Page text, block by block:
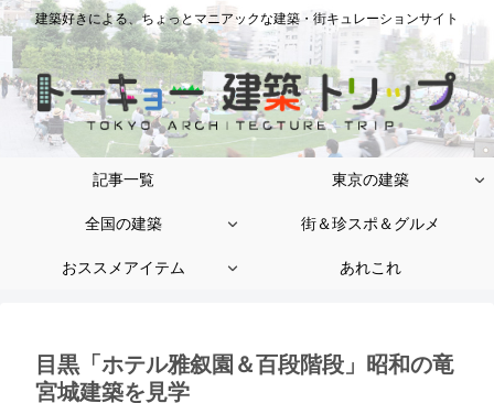
建築好きによる、ちょっとマニアックな建築・街キュレーションサイト
記事一覧 東京の建築
全国の建築 街＆珍スポ＆グルメ
おススメアイテム あれこれ
目黒「ホテル雅叙園＆百段階段」昭和の竜
宮城建築を見学